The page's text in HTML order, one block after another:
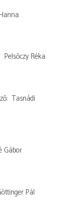
Pelsőczy Réka
Tasnádi
Gábor
Pál